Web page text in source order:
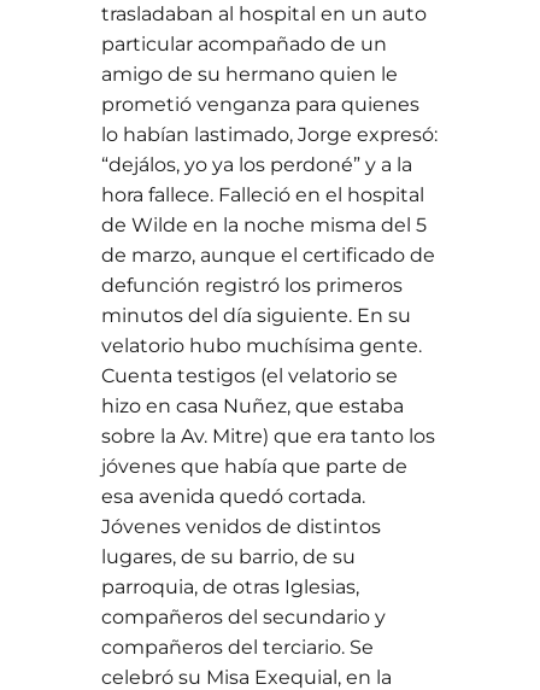
trasladaban al hospital en un auto
particular acompañado de un
amigo de su hermano quien le
prometió venganza para quienes
lo habían lastimado, Jorge expresó:
“dejálos, yo ya los perdoné” y a la
hora fallece. Falleció en el hospital
de Wilde en la noche misma del 5
de marzo, aunque el certificado de
defunción registró los primeros
minutos del día siguiente. En su
velatorio hubo muchísima gente.
Cuenta testigos (el velatorio se
hizo en casa Nuñez, que estaba
sobre la Av. Mitre) que era tanto los
jóvenes que había que parte de
esa avenida quedó cortada.
Jóvenes venidos de distintos
lugares, de su barrio, de su
parroquia, de otras Iglesias,
compañeros del secundario y
compañeros del terciario. Se
celebró su Misa Exequial, en la